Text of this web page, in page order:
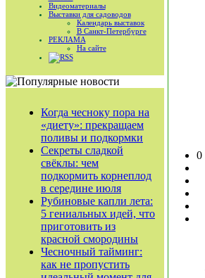
Видеоматериалы
Выставки для садоводов
Календарь выставок
В Санкт-Петербурге
РЕКЛАМА
На сайте
RSS
Когда чесноку пора на
«диету»: прекращаем
поливы и подкормки
Секреты сладкой
свёклы: чем
подкормить корнеплод
в середине июля
Рубиновые капли лета:
5 гениальных идей, что
приготовить из
красной смородины
Чесночный тайминг:
как не пропустить
0